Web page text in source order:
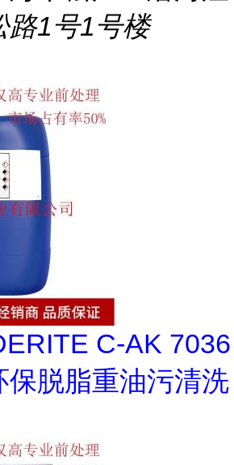
路1号1号楼
C-AK 7036
保脱脂重油污清洗